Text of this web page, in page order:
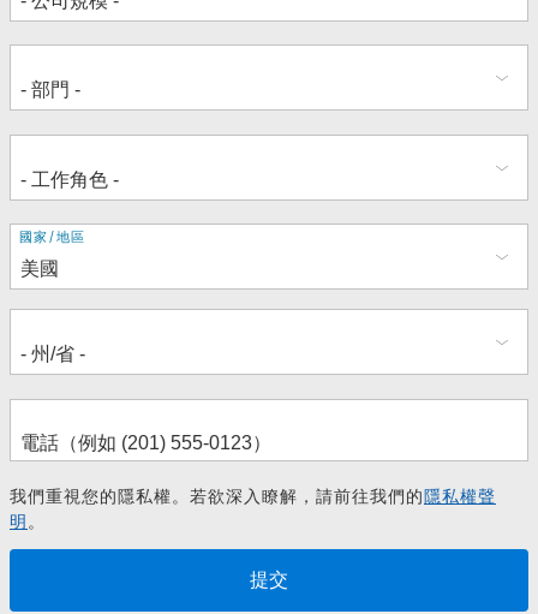
地
址
國家/地區
我們重視您的隱私權。若欲深入瞭解，請前往我們的隱私權聲
明。